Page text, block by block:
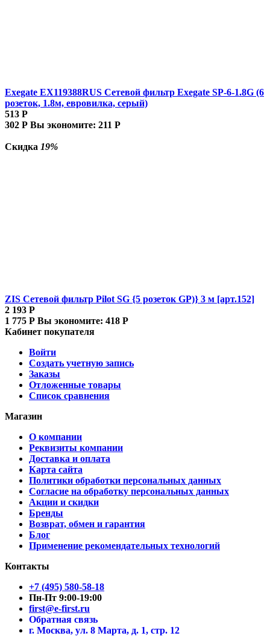
Exegate EX119388RUS Сетевой фильтр Exegate SP-6-1.8G (6
розеток, 1.8м, евровилка, серый)
513 Р
302 Р Вы экономите: 211 Р
Скидка 19%
ZIS Сетевой фильтр Pilot SG {5 розеток GP)} 3 м [арт.152]
2 193 Р
1 775 Р Вы экономите: 418 Р
Кабинет покупателя
Войти
Создать учетную запись
Заказы
Отложенные товары
Список сравнения
Магазин
О компании
Реквизиты компании
Доставка и оплата
Карта сайта
Политики обработки персональных данных
Согласие на обработку персональных данных
Акции и скидки
Бренды
Возврат, обмен и гарантия
Блог
Применение рекомендательных технологий
Контакты
+7 (495) 580-58-18
Пн-Пт 9:00-19:00
first@e-first.ru
Обратная связь
г. Москва, ул. 8 Марта, д. 1, стр. 12